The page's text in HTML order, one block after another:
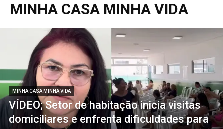
MINHA CASA MINHA VIDA
MINHA CASA MINHA VIDA
VÍDEO; Setor de habitação inicia visitas
domiciliares e enfrenta dificuldades para